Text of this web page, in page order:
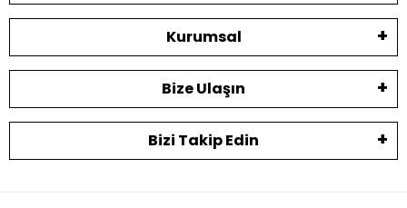
Kurumsal
Bize Ulaşın
Bizi Takip Edin